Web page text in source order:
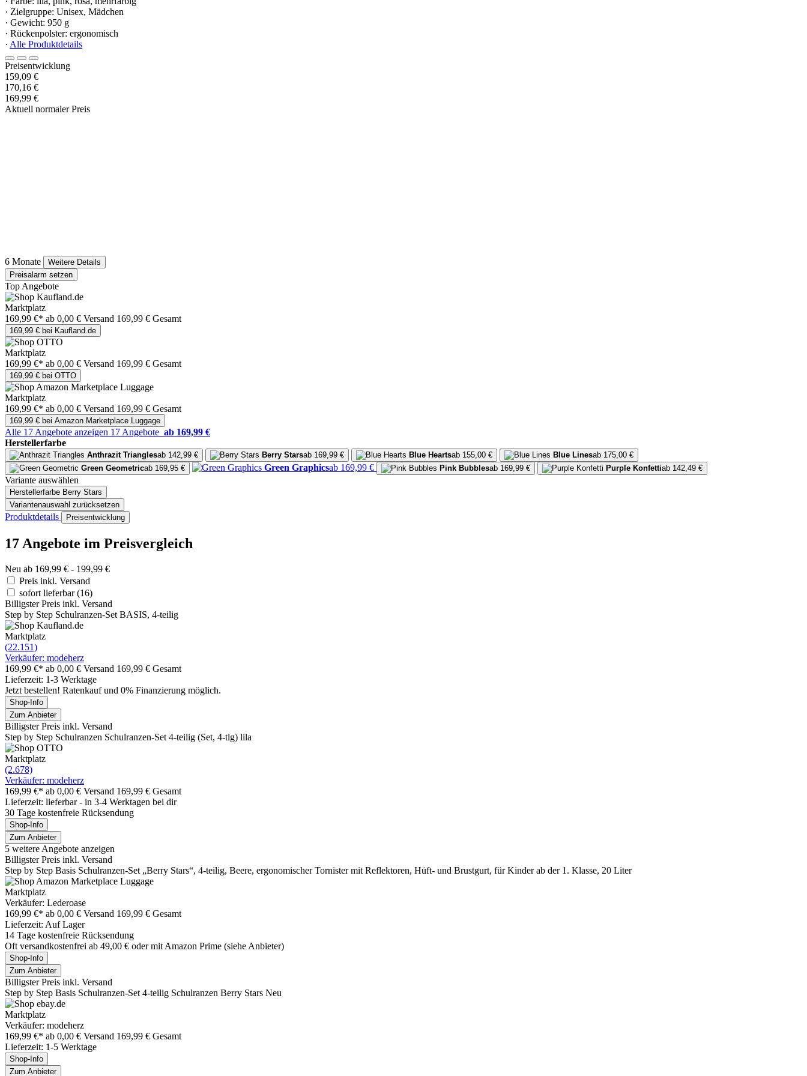
· Zielgruppe: Unisex, Mädchen
· Gewicht: 950 g
· Rückenpolster: ergonomisch
· Alle Produktdetails
Preisentwicklung
159,09 €
170,16 €
169,99 €
Aktuell normaler Preis
6 Monate
Weitere Details
Preisalarm setzen
Top Angebote
Marktplatz
169,99 €* ab 0,00 € Versand 169,99 € Gesamt
169,99 € bei Kaufland.de
Marktplatz
169,99 €* ab 0,00 € Versand 169,99 € Gesamt
169,99 € bei OTTO
Marktplatz
169,99 €* ab 0,00 € Versand 169,99 € Gesamt
169,99 € bei Amazon Marketplace Luggage
Alle 17 Angebote anzeigen 17 Angebote ab 169,99 €
Herstellerfarbe
Anthrazit Trianglesab 142,99 € Berry Starsab 169,99 € Blue Heartsab 155,00 € Blue Linesab 175,00 €
Green Geometricab 169,95 € Green Graphicsab 169,99 € Pink Bubblesab 169,99 € Purple Konfettiab 142,49 €
Variante auswählen
Herstellerfarbe Berry Stars
Variantenauswahl zurücksetzen
Produktdetails Preisentwicklung
17 Angebote im Preisvergleich
Neu ab 169,99 € - 199,99 €
Preis inkl. Versand
sofort lieferbar(16)
Billigster Preis inkl. Versand
Step by Step Schulranzen-Set BASIS, 4-teilig
Marktplatz
(22.151)
Verkäufer: modeherz
169,99 €* ab 0,00 € Versand 169,99 € Gesamt
Lieferzeit: 1-3 Werktage
Jetzt bestellen! Ratenkauf und 0% Finanzierung möglich.
Shop-Info
Zum Anbieter
Billigster Preis inkl. Versand
Step by Step Schulranzen Schulranzen-Set 4-teilig (Set, 4-tlg) lila
Marktplatz
(2.678)
Verkäufer: modeherz
169,99 €* ab 0,00 € Versand 169,99 € Gesamt
Lieferzeit: lieferbar - in 3-4 Werktagen bei dir
30 Tage kostenfreie Rücksendung
Shop-Info
Zum Anbieter
5 weitere Angebote anzeigen
Billigster Preis inkl. Versand
Step by Step Basis Schulranzen-Set „Berry Stars“, 4-teilig, Beere, ergonomischer Tornister mit Reflektoren, Hüft- und Brustgurt, für Kinder ab der 1. Klasse, 20 Liter
Marktplatz
Verkäufer: Lederoase
169,99 €* ab 0,00 € Versand 169,99 € Gesamt
Lieferzeit: Auf Lager
14 Tage kostenfreie Rücksendung
Oft versandkostenfrei ab 49,00 € oder mit Amazon Prime (siehe Anbieter)
Shop-Info
Zum Anbieter
Billigster Preis inkl. Versand
Step by Step Basis Schulranzen-Set 4-teilig Schulranzen Berry Stars Neu
Marktplatz
Verkäufer: modeherz
169,99 €* ab 0,00 € Versand 169,99 € Gesamt
Lieferzeit: 1-5 Werktage
Shop-Info
Zum Anbieter